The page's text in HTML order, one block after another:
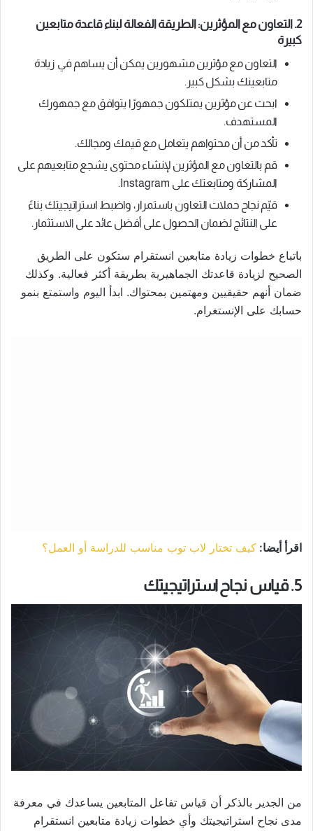
2. التعاون مع المؤثرين: الطريقة الفعالة لبناء قاعدة متابعين
كبيرة
التعاون مع مؤثرين مشهورين يمكن أن يساهم في زيادة
متابعينك بشكل كبير.
ابحث عن مؤثرين يمتلكون جمهورًا يتوافق مع جمهورك
المستهدف.
تأكد من أن محتواهم يتعامل مع قيمك ومجالك.
قم بالتعاون مع المؤثرين لإنشاء محتوى يشجع متابعيهم على
المشاركة ومتابعتك على Instagram.
قيّم نجاح حملات التعاون باستمرار، واضبط استراتيجيتك بناءً
على النتائج لضمان الحصول على أفضل عائد على الاستثمار.
باتباع خطوات زيادة متابعين انستقرام ستكون على الطريق
الصحيح لزيادة قاعدتك الجماهيرية بطريقة أكثر فعالية. وكذلك
ضمان أنهم حقيقيين ومهتمين بمحتواك. ابدأ اليوم واستمتع بنمو
حسابك على الإنستغرام.
اقرأ أيضا: كيف تختار لاب توب مناسب للدراسة أو العمل؟
5. قياس نجاح استراتيجيتك
من الجدير بالذكر أن قياس تفاعل المتابعين يساعدك في معرفة
مدى نجاح استراتيجيتك وأي خطوات زيادة متابعين انستقرام